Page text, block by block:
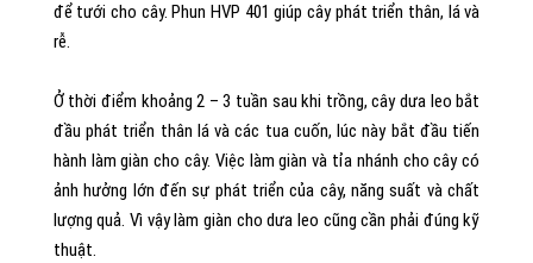
để tưới cho cây. Phun HVP 401 giúp cây phát triển thân, lá và
rễ.
Ở thời điểm khoảng 2 – 3 tuần sau khi trồng, cây dưa leo bắt
đầu phát triển thân lá và các tua cuốn, lúc này bắt đầu tiến
hành làm giàn cho cây. Việc làm giàn và tỉa nhánh cho cây có
ảnh hưởng lớn đến sự phát triển của cây, năng suất và chất
lượng quả. Vì vậy làm giàn cho dưa leo cũng cần phải đúng kỹ
thuật.